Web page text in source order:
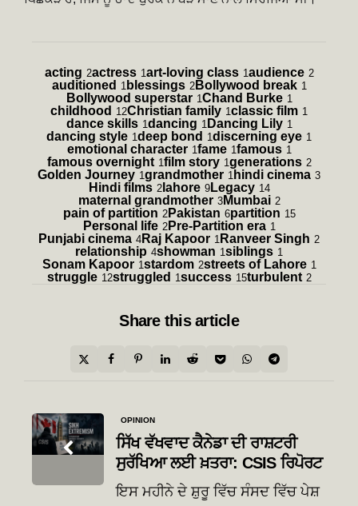
acting 2actress 1 art-loving class 1 audience 2
auditioned 1 blessings 2Bollywood break 1
Bollywood superstar 1 Chand Burke 1
childhood 12Christian family 1 classic film 1
dance skills 1 dancing 1 Dancing Lily 1
dancing style 1 deep bond 1 discerning eye 1
emotional character 1 fame 1 famous 1
famous overnight 1 film story 1 generations 2
Golden Journey 1 grandmother 1 hindi cinema 3
Hindi films 2lahore 9Legacy 14
maternal grandmother 3Mumbai 2
pain of partition 2Pakistan 6partition 15
Personal life 2Pre-Partition era 1
Punjabi cinema 4 Raj Kapoor 1 Ranveer Singh 2
relationship 4showman 1 siblings 1
Sonam Kapoor 1 stardom 2streets of Lahore 1
struggle 12struggled 1 success 15turbulent 2
Share this article
Post
navigation
OPINION
ਸਿੱਖ ਵੱਖਵਾਦ ਕੈਨੇਡਾ ਦੀ ਰਾਸ਼ਟਰੀ
ਸੁਰੱਖਿਆ ਲਈ ਖ਼ਤਰਾ: CSIS ਰਿਪੋਰਟ
ਇਸ ਮਹੀਨੇ ਦੇ ਸ਼ੁਰੂ ਵਿੱਚ ਸੰਸਦ ਵਿੱਚ ਪੇਸ਼